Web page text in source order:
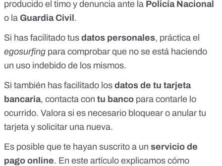
producido el timo y denuncia ante la Policía Nacional
o la Guardia Civil.
Si has facilitado tus datos personales, práctica el
egosurfing para comprobar que no se está haciendo
un uso indebido de los mismos.
Si también has facilitado los datos de tu tarjeta
bancaria, contacta con tu banco para contarle lo
ocurrido. Valora si es necesario bloquear o anular tu
tarjeta y solicitar una nueva.
Es posible que te hayan suscrito a un servicio de
pago online. En este artículo explicamos cómo